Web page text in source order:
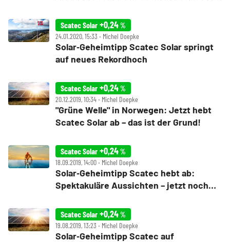
Scatec Solar +0,24%
24.01.2020, 15:33 ‧ Michel Doepke
Solar‑Geheimtipp Scatec Solar springt
auf neues Rekordhoch
Scatec Solar +0,24%
20.12.2019, 10:34 ‧ Michel Doepke
"Grüne Welle" in Norwegen: Jetzt hebt
Scatec Solar ab – das ist der Grund!
Scatec Solar +0,24%
18.09.2019, 14:00 ‧ Michel Doepke
Solar‑Geheimtipp Scatec hebt ab:
Spektakuläre Aussichten – jetzt noch
Scatec Solar +0,24%
19.08.2019, 13:23 ‧ Michel Doepke
Solar‑Geheimtipp Scatec auf